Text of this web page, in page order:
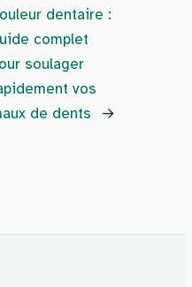
dentaire :
complet
soulager
vos
de dents
→